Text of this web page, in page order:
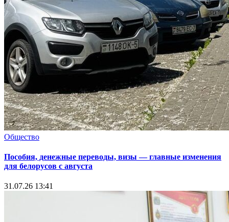
Общество
Пособия, денежные переводы, визы — главные изменения
для белорусов с августа
31.07.26 13:41